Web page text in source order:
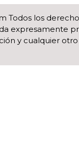
Todos los
expresamente
y cualquier